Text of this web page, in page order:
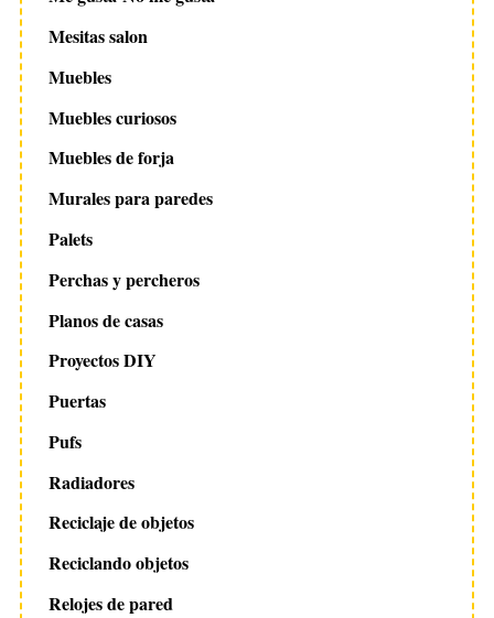
Mesitas salon
Muebles
Muebles curiosos
Muebles de forja
Murales para paredes
Palets
Perchas y percheros
Planos de casas
Proyectos DIY
Puertas
Pufs
Radiadores
Reciclaje de objetos
Reciclando objetos
Relojes de pared